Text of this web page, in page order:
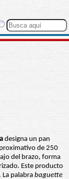
designa un pan
de 250
del brazo, forma
Este producto
La palabra baguette